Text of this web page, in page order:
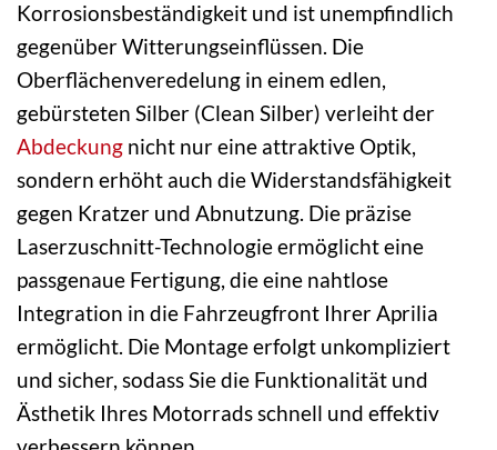
Korrosionsbeständigkeit und ist unempfindlich
gegenüber Witterungseinflüssen. Die
Oberflächenveredelung in einem edlen,
gebürsteten Silber (Clean Silber) verleiht der
Abdeckung nicht nur eine attraktive Optik,
sondern erhöht auch die Widerstandsfähigkeit
gegen Kratzer und Abnutzung. Die präzise
Laserzuschnitt-Technologie ermöglicht eine
passgenaue Fertigung, die eine nahtlose
Integration in die Fahrzeugfront Ihrer Aprilia
ermöglicht. Die Montage erfolgt unkompliziert
und sicher, sodass Sie die Funktionalität und
Ästhetik Ihres Motorrads schnell und effektiv